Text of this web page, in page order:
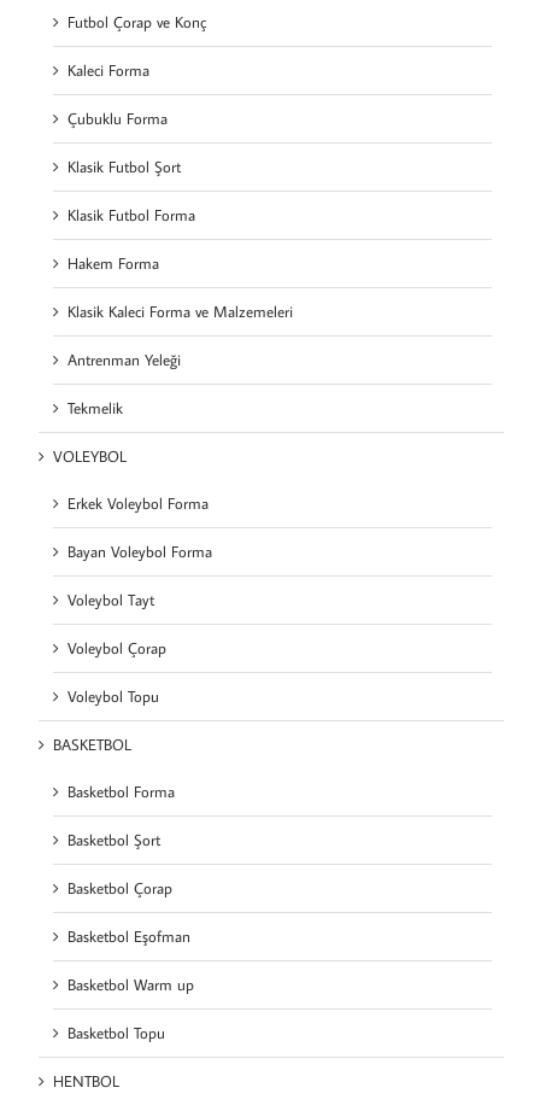
Futbol Çorap ve Konç
Kaleci Forma
Çubuklu Forma
Klasik Futbol Şort
Klasik Futbol Forma
Hakem Forma
Klasik Kaleci Forma ve Malzemeleri
Antrenman Yeleği
Tekmelik
VOLEYBOL
Erkek Voleybol Forma
Bayan Voleybol Forma
Voleybol Tayt
Voleybol Çorap
Voleybol Topu
BASKETBOL
Basketbol Forma
Basketbol Şort
Basketbol Çorap
Basketbol Eşofman
Basketbol Warm up
Basketbol Topu
HENTBOL